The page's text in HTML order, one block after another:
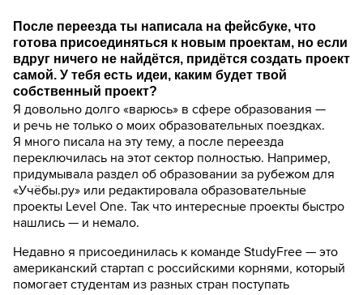
После переезда ты написала на фейсбуке, что
готова присоединяться к новым проектам, но если
вдруг ничего не найдётся, придётся создать проект
самой. У тебя есть идеи, каким будет твой
собственный проект?
Я довольно долго «варюсь» в сфере образования —
и речь не только о моих образовательных поездках.
Я много писала на эту тему, а после переезда
переключилась на этот сектор полностью. Например,
придумывала раздел об образовании за рубежом для
«Учёбы.ру» или редактировала образовательные
проекты Level One. Так что интересные проекты быстро
нашлись — и немало.
Недавно я присоединилась к команде StudyFree — это
американский стартап с российскими корнями, который
помогает студентам из разных стран поступать